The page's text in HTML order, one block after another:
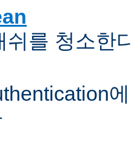
쉬를 청소한